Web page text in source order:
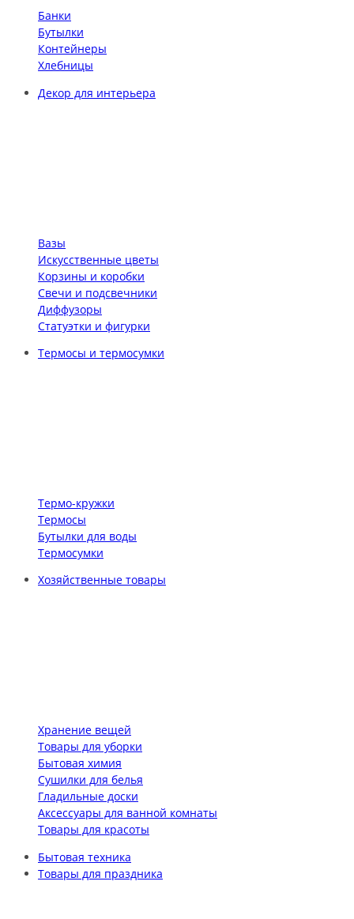
Банки
Бутылки
Контейнеры
Хлебницы
Декор для интерьера
Вазы
Искусственные цветы
Корзины и коробки
Свечи и подсвечники
Диффузоры
Статуэтки и фигурки
Термосы и термосумки
Термо-кружки
Термосы
Бутылки для воды
Термосумки
Хозяйственные товары
Хранение вещей
Товары для уборки
Бытовая химия
Сушилки для белья
Гладильные доски
Аксессуары для ванной комнаты
Товары для красоты
Бытовая техника
Товары для праздника